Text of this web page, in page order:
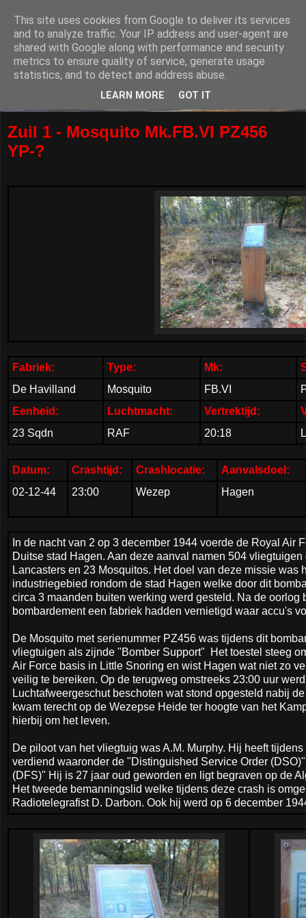
Zuil 1 - Mosquito Mk.FB.VI PZ456
YP-?
Fabriek: Type: Mk:
De Havilland
Mosquito FB.VI
Eenheid:
Luchtmacht: Vertrektijd:
23 Sqdn
RAF 20:18
Datum: Crashtijd: Crashlocatie:
Aanvalsdoel:
02-12-44
23:00 Wezep Hagen
In de nacht van 2 op 3 december 1944 voerde de Royal Air
Duitse stad Hagen. Aan deze aanval namen 504
Lancasters en 23 Mosquitos. Het doel van deze missie was
industriegebied rondom de stad Hagen welke door dit
circa 3 maanden buiten werking werd gesteld. Na de oorlog
bombardement een fabriek hadden vernietigd waar accu's
De Mosquito met serienummer PZ456 was tijdens dit
vliegtuigen als zijnde "Bomber Support" Het toestel steeg
Air Force basis in Little Snoring en wist Hagen wat niet zo
veilig te bereiken. Op de terugweg omstreeks 23:00 uur
Luchtafweergeschut beschoten wat stond opgesteld nabij
kwam terecht op de Wezepse Heide ter hoogte van het
hierbij om het leven.
De piloot van het vliegtuig was A.M. Murphy. Hij heeft
verdiend waaronder de "Distinguished Service Order
(DFS)" Hij is 27 jaar oud geworden en ligt begraven op de
Het tweede bemanningslid welke tijdens deze crash is
Radiotelegrafist D. Darbon. Ook hij werd op 6 december
This site uses cookies from Google to deliver its services
and to analyze traffic. Your IP address and user-agent are
shared with Google along with performance and security
metrics to ensure quality of service, generate usage
statistics, and to detect and address abuse.
LEARN MORE GOT IT